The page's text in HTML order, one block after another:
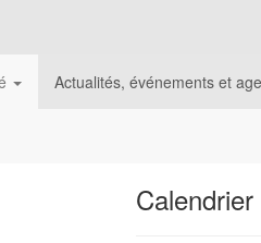
Actualités, événements et
Calendrier